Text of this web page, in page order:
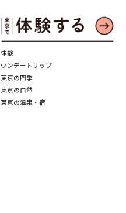
体験
ワンデートリップ
東京の四季
東京の自然
東京の温泉・宿